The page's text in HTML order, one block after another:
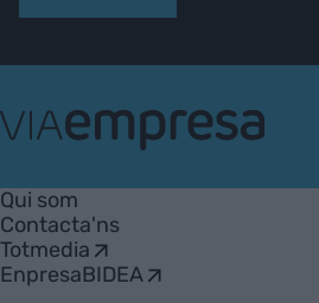
Empresa
Qui som
Contacta'ns
Totmedia
EnpresaBIDEA